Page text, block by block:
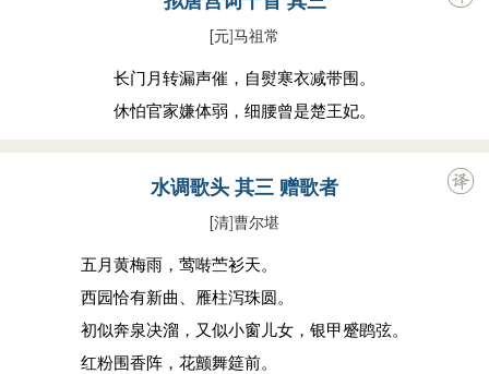
[元]马祖常
长门月转漏声催，自熨寒衣减带围。
休怕官家嫌体弱，细腰曾是楚王妃。
水调歌头 其三 赠歌者
[清]曹尔堪
五月黄梅雨，莺啭苎衫天。
西园恰有新曲、雁柱泻珠圆。
初似奔泉决溜，又似小窗儿女，银甲蹙鹍弦。
红粉围香阵，花颤舞筵前。